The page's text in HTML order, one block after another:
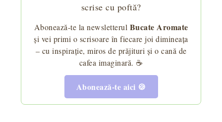
scrise cu poftă?
Abonează-te la newsletterul Bucate Aromate
și vei primi o scrisoare în fiecare joi dimineața
– cu inspirație, miros de prăjituri și o cană de
cafea imaginară. ☕
Abonează-te aici 🍪